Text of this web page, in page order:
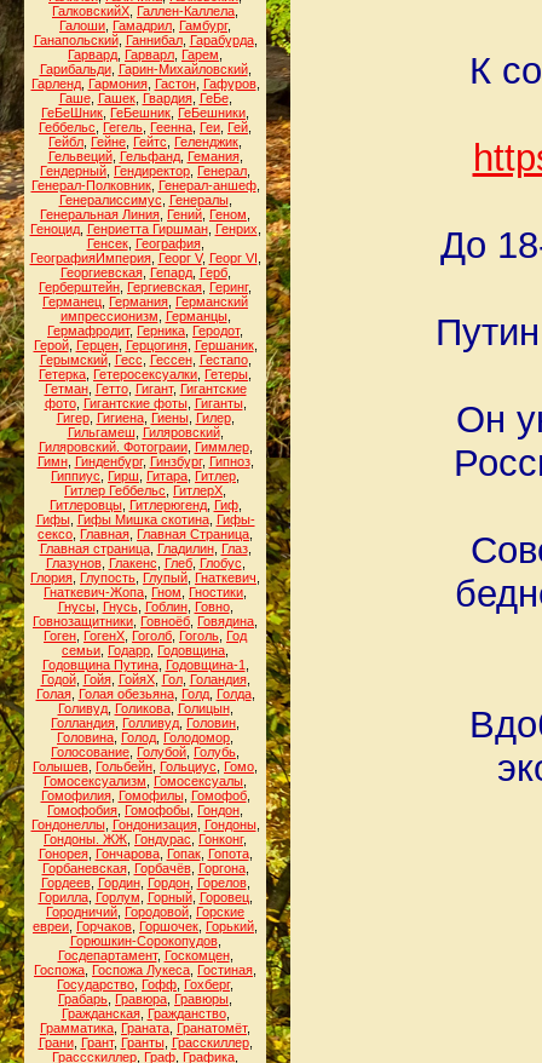
ГалковскийХ Галлен-Каллела
Галоши Гамадрил Гамбург,
Ганапольский, Ганнибал, Гарабурда,
Гарвард Гарварл Гарем
Гарибальди, Гарин-Михайловский,
Гарленд, Гармония, Гастон, Гафуров,
Гаше, Гашек, Гвардия, ГеБе,
ГеБеШник ГеБешник ГеБешники
Геббельс
Гегель Геенна Геи Гей
Гейбл Гейне Гейтс Геленджик
Гельвеций, Гельфанд, Гемания,
Гендерный Гендиректор Генерал
Генерал-Полковник, Генерал-аншеф,
Генералиссимус
Генералы,
Генеральная Линия Гений Геном
Геноцид, Генриетта Гиршман, Генрих
Генсек, География,
ГеографияИмперия, Георг V, Георг VI
Георгиевская, Гепард, Герб,
Герберштейн Гергиевская Геринг,
Германец Германия Германский
импрессионизм
Германцы,
Гермафродит, Герника Геродот,
Герой, Герцен, Герцогиня, Гершаник,
Герымский, Гесс Гессен, Гестапо,
Гетерка Гетеросексуалки Гетеры
Гетман, Гетто, Гигант, Гигантские
фото, Гигантские фоты, Гиганты,
Гигер, Гигиена, Гиены, Гилер,
Гильгамеш
Гиляровский,
Гиляровский. Фотограии, Гиммлер,
Гимн, Гинденбург, Гинзбург, Гипноз,
Гиппиус
Гирш Гитара Гитлер
Гитлер Геббельс
ГитлерХ
Гитлеровцы, Гитлерюгенд, Гиф,
Гифы, Гифы Мишка скотина, Гифы-
сексо Главная Главная Страница
Главная страница, Гладилин, Глаз,
Глазунов, Глакенс Глеб, Глобус
Глория Глупость Глупый Гнаткевич
Гнаткевич-Жопа Гном Гностики
Гнусы, Гнусь, Гоблин, Говно,
Говнозащитники Говноёб Говядина
Гоген ГогенХ Гоголб Гоголь Год
семьи Годарр Годовщина
Годовщина Путина, Годовщина-1
Годой, Гойя, ГойяХ, Гол, Голандия,
Голая, Голая обезьяна, Голд, Голда,
Голивуд, Голикова, Голицын,
Голландия Голливуд Головин
Головина Голод Голодомор
Голосование Голубой Голубь
Голышев Гольбейн Гольциус Гомо
Гомосексуализм
Гомосексуалы
Гомофилия, Гомофилы, Гомофоб,
Гомофобия Гомофобы Гондон
Гондонеллы, Гондонизация, Гондоны,
Гондоны. ЖЖ Гондурас Гонконг,
Гонорея, Гончарова, Гопак, Гопота,
Горбаневская, Горбачёв, Горгона,
Гордеев, Гордин, Гордон, Горелов,
Горилла, Горлум Горный, Горовец,
Городничий Городовой Горские
евреи Горчаков Горшочек Горький
Горюшкин-Сорокопудов,
Госдепартамент, Госкомцен,
Госпожа Госпожа Лукеса Гостиная
Государство Гофф Гохберг,
Грабарь Гравюра Гравюры
Гражданская, Гражданство,
Грамматика Граната Гранатомёт,
Грани, Грант, Гранты, Грасскиллер,
Грассскиллер Граф Графика
К
До
Он